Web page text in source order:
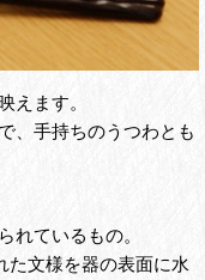
えます。
、手持ちのうつわとも
れているもの。
た文様を器の表面に水